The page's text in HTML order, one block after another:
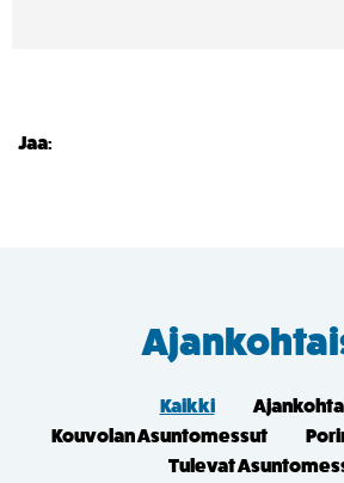
Jaa:
Kaikki
Kouvolan Asuntomessut
Tulevat